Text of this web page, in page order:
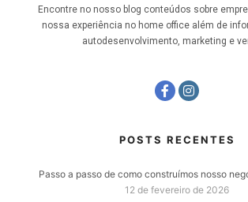
Encontre no nosso blog conteúdos sobre
nossa experiência no home office além de
autodesenvolvimento, marketing e
POSTS RECENTES
Passo a passo de como construímos nosso
12 de fevereiro de 2026